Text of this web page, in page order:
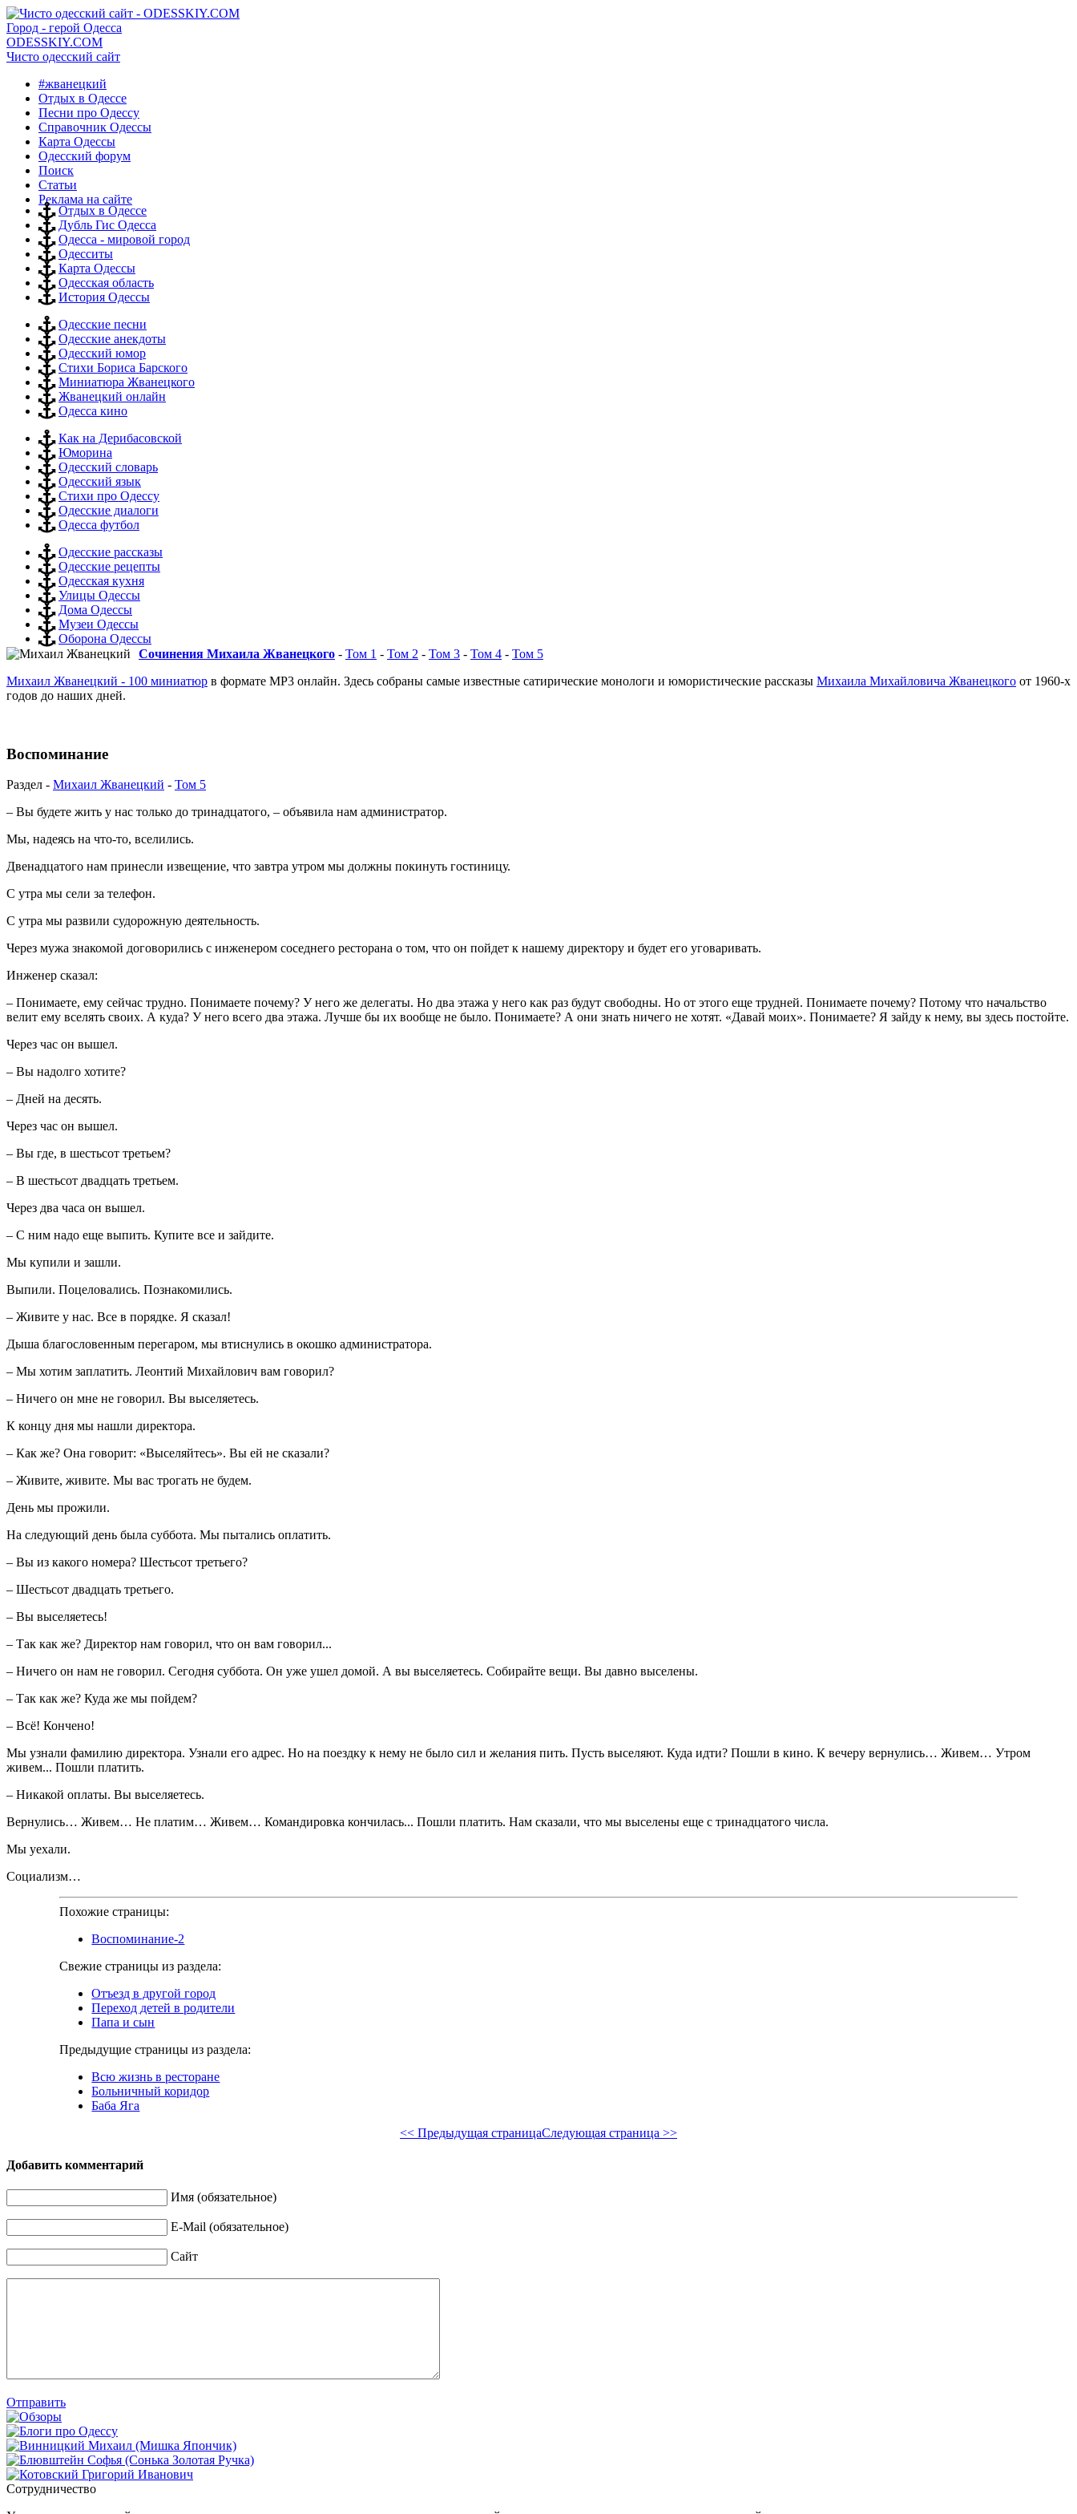
Город - герой Одесса
ODESSKIY.COM
Чисто одесский сайт
#жванецкий
Отдых в Одессе
Песни про Одессу
Справочник Одессы
Карта Одессы
Одесский форум
Поиск
Статьи
Реклама на сайте
Отдых в Одессе
Дубль Гис Одесса
Одесса - мировой город
Одесситы
Карта Одессы
Одесская область
История Одессы
Одесские песни
Одесские анекдоты
Одесский юмор
Стихи Бориса Барского
Миниатюра Жванецкого
Жванецкий онлайн
Одесса кино
Как на Дерибасовской
Юморина
Одесский словарь
Одесский язык
Стихи про Одессу
Одесские диалоги
Одесса футбол
Одесские рассказы
Одесские рецепты
Одесская кухня
Улицы Одессы
Дома Одессы
Музеи Одессы
Оборона Одессы
Сочинения Михаила Жванецкого - Том 1 - Том 2 - Том 3 - Том 4 - Том 5
Михаил Жванецкий - 100 миниатюр в формате MP3 онлайн. Здесь собраны самые известные сатирические монологи и юмористические рассказы Михаила Михайловича Жванецкого от 1960-х
годов до наших дней.
Воспоминание
Раздел - Михаил Жванецкий - Том 5
– Вы будете жить у нас только до тринадцатого, – объявила нам администратор.
Мы, надеясь на что-то, вселились.
Двенадцатого нам принесли извещение, что завтра утром мы должны покинуть гостиницу.
С утра мы сели за телефон.
С утра мы развили судорожную деятельность.
Через мужа знакомой договорились с инженером соседнего ресторана о том, что он пойдет к нашему директору и будет его уговаривать.
Инженер сказал:
– Понимаете, ему сейчас трудно. Понимаете почему? У него же делегаты. Но два этажа у него как раз будут свободны. Но от этого еще трудней. Понимаете почему? Потому что начальство
велит ему вселять своих. А куда? У него всего два этажа. Лучше бы их вообще не было. Понимаете? А они знать ничего не хотят. «Давай моих». Понимаете? Я зайду к нему, вы здесь постойте.
Через час он вышел.
– Вы надолго хотите?
– Дней на десять.
Через час он вышел.
– Вы где, в шестьсот третьем?
– В шестьсот двадцать третьем.
Через два часа он вышел.
– С ним надо еще выпить. Купите все и зайдите.
Мы купили и зашли.
Выпили. Поцеловались. Познакомились.
– Живите у нас. Все в порядке. Я сказал!
Дыша благословенным перегаром, мы втиснулись в окошко администратора.
– Мы хотим заплатить. Леонтий Михайлович вам говорил?
– Ничего он мне не говорил. Вы выселяетесь.
К концу дня мы нашли директора.
– Как же? Она говорит: «Выселяйтесь». Вы ей не сказали?
– Живите, живите. Мы вас трогать не будем.
День мы прожили.
На следующий день была суббота. Мы пытались оплатить.
– Вы из какого номера? Шестьсот третьего?
– Шестьсот двадцать третьего.
– Вы выселяетесь!
– Так как же? Директор нам говорил, что он вам говорил...
– Ничего он нам не говорил. Сегодня суббота. Он уже ушел домой. А вы выселяетесь. Собирайте вещи. Вы давно выселены.
– Так как же? Куда же мы пойдем?
– Всё! Кончено!
Мы узнали фамилию директора. Узнали его адрес. Но на поездку к нему не было сил и желания пить. Пусть выселяют. Куда идти? Пошли в кино. К вечеру вернулись… Живем… Утром
живем... Пошли платить.
– Никакой оплаты. Вы выселяетесь.
Вернулись… Живем… Не платим… Живем… Командировка кончилась... Пошли платить. Нам сказали, что мы выселены еще с тринадцатого числа.
Мы уехали.
Социализм…
Похожие страницы:
Воспоминание-2
Свежие страницы из раздела:
Отъезд в другой город
Переход детей в родители
Папа и сын
Предыдущие страницы из раздела:
Всю жизнь в ресторане
Больничный коридор
Баба Яга
<< Предыдущая страницаСледующая страница >>
Добавить комментарий
Имя (обязательное)
E-Mail (обязательное)
Сайт
Отправить
Сотрудничество